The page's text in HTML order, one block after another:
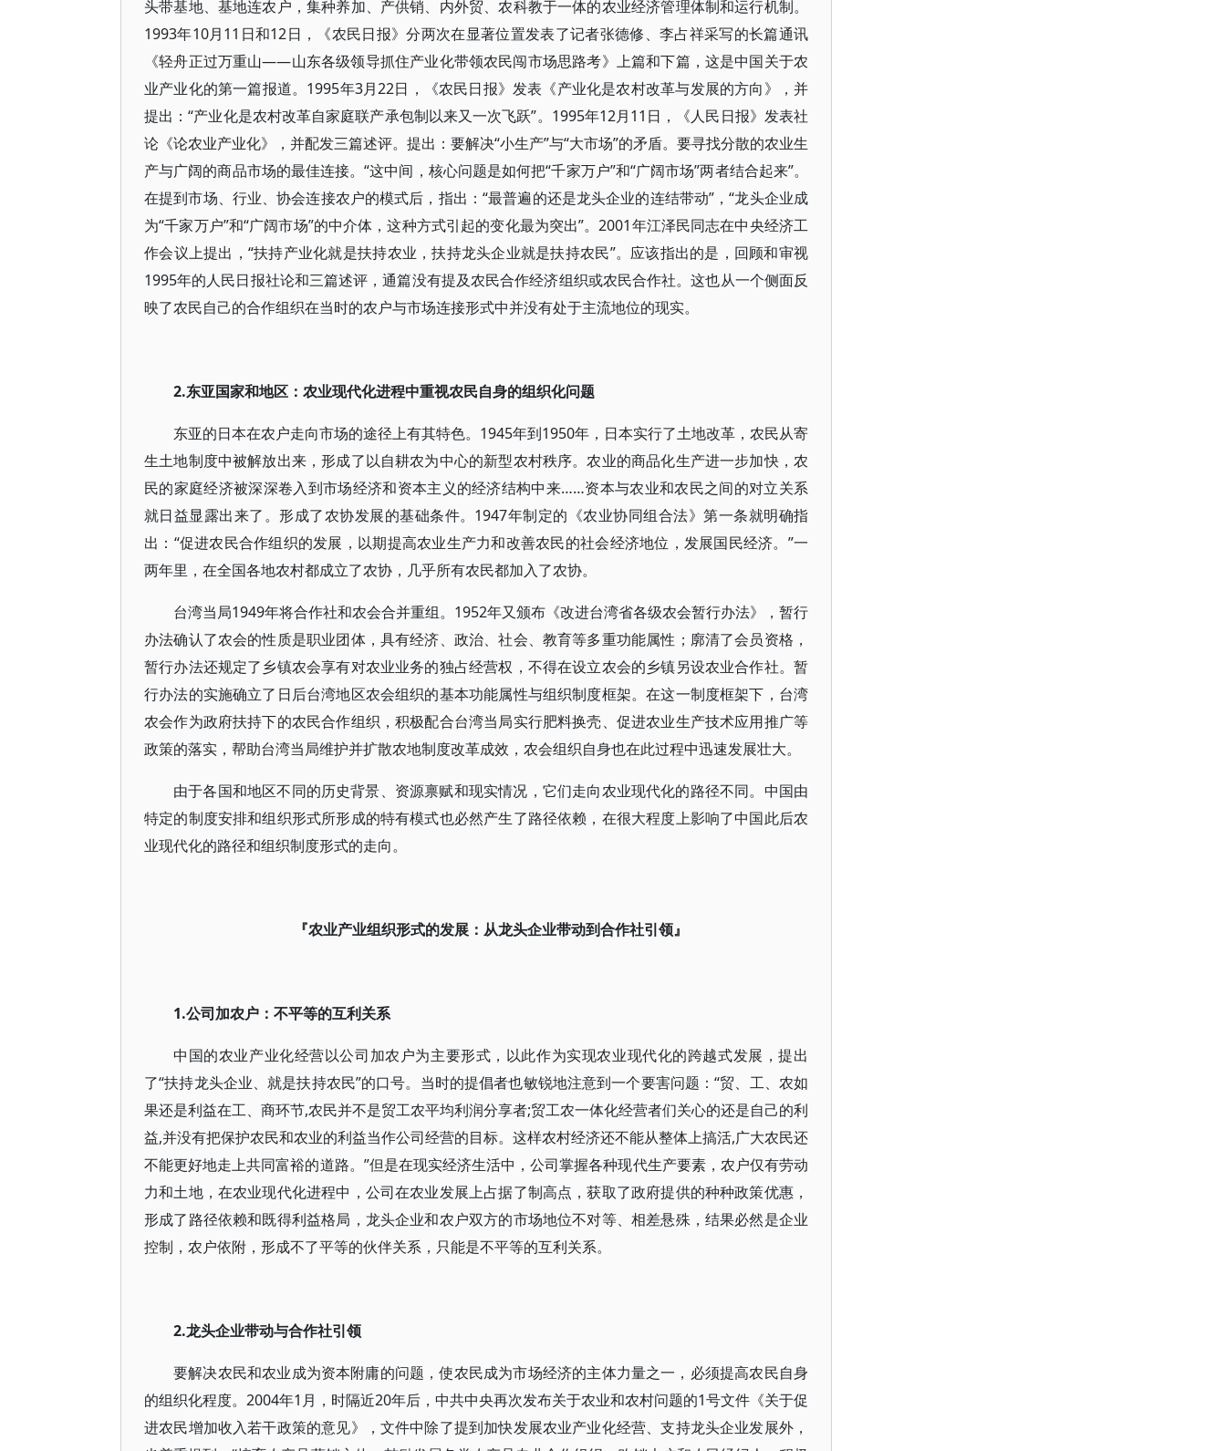
头带基地、基地连农户，集种养加、产供销、内外贸、农科教于一体的农业经济管理体制和运行机制。
1993年10月11日和12日，《农民日报》分两次在显著位置发表了记者张德修、李占祥采写的长篇通讯
《轻舟正过万重山——山东各级领导抓住产业化带领农民闯市场思路考》上篇和下篇，这是中国关于农
业产业化的第一篇报道。1995年3月22日，《农民日报》发表《产业化是农村改革与发展的方向》，并
提出：“产业化是农村改革自家庭联产承包制以来又一次飞跃”。1995年12月11日，《人民日报》发表社
论《论农业产业化》，并配发三篇述评。提出：要解决“小生产”与“大市场”的矛盾。要寻找分散的农业生
产与广阔的商品市场的最佳连接。“这中间，核心问题是如何把“千家万户”和“广阔市场”两者结合起来”。
在提到市场、行业、协会连接农户的模式后，指出：“最普遍的还是龙头企业的连结带动”，“龙头企业成
为“千家万户”和“广阔市场”的中介体，这种方式引起的变化最为突出”。2001年江泽民同志在中央经济工
作会议上提出，“扶持产业化就是扶持农业，扶持龙头企业就是扶持农民”。应该指出的是，回顾和审视
1995年的人民日报社论和三篇述评，通篇没有提及农民合作经济组织或农民合作社。这也从一个侧面反
映了农民自己的合作组织在当时的农户与市场连接形式中并没有处于主流地位的现实。
2.东亚国家和地区：农业现代化进程中重视农民自身的组织化问题
东亚的日本在农户走向市场的途径上有其特色。1945年到1950年，日本实行了土地改革，农民从寄
生土地制度中被解放出来，形成了以自耕农为中心的新型农村秩序。农业的商品化生产进一步加快，农
民的家庭经济被深深卷入到市场经济和资本主义的经济结构中来……资本与农业和农民之间的对立关系
就日益显露出来了。形成了农协发展的基础条件。1947年制定的《农业协同组合法》第一条就明确指
出：“促进农民合作组织的发展，以期提高农业生产力和改善农民的社会经济地位，发展国民经济。”一
两年里，在全国各地农村都成立了农协，几乎所有农民都加入了农协。
台湾当局1949年将合作社和农会合并重组。1952年又颁布《改进台湾省各级农会暂行办法》，暂行
办法确认了农会的性质是职业团体，具有经济、政治、社会、教育等多重功能属性；廓清了会员资格，
暂行办法还规定了乡镇农会享有对农业业务的独占经营权，不得在设立农会的乡镇另设农业合作社。暂
行办法的实施确立了日后台湾地区农会组织的基本功能属性与组织制度框架。在这一制度框架下，台湾
农会作为政府扶持下的农民合作组织，积极配合台湾当局实行肥料换壳、促进农业生产技术应用推广等
政策的落实，帮助台湾当局维护并扩散农地制度改革成效，农会组织自身也在此过程中迅速发展壮大。
由于各国和地区不同的历史背景、资源禀赋和现实情况，它们走向农业现代化的路径不同。中国由
特定的制度安排和组织形式所形成的特有模式也必然产生了路径依赖，在很大程度上影响了中国此后农
业现代化的路径和组织制度形式的走向。
『农业产业组织形式的发展：从龙头企业带动到合作社引领』
1.公司加农户：不平等的互利关系
中国的农业产业化经营以公司加农户为主要形式，以此作为实现农业现代化的跨越式发展，提出
了“扶持龙头企业、就是扶持农民”的口号。当时的提倡者也敏锐地注意到一个要害问题：“贸、工、农如
果还是利益在工、商环节,农民并不是贸工农平均利润分享者;贸工农一体化经营者们关心的还是自己的利
益,并没有把保护农民和农业的利益当作公司经营的目标。这样农村经济还不能从整体上搞活,广大农民还
不能更好地走上共同富裕的道路。”但是在现实经济生活中，公司掌握各种现代生产要素，农户仅有劳动
力和土地，在农业现代化进程中，公司在农业发展上占据了制高点，获取了政府提供的种种政策优惠，
形成了路径依赖和既得利益格局，龙头企业和农户双方的市场地位不对等、相差悬殊，结果必然是企业
控制，农户依附，形成不了平等的伙伴关系，只能是不平等的互利关系。
2.龙头企业带动与合作社引领
要解决农民和农业成为资本附庸的问题，使农民成为市场经济的主体力量之一，必须提高农民自身
的组织化程度。2004年1月，时隔近20年后，中共中央再次发布关于农业和农村问题的1号文件《关于促
进农民增加收入若干政策的意见》，文件中除了提到加快发展农业产业化经营、支持龙头企业发展外，